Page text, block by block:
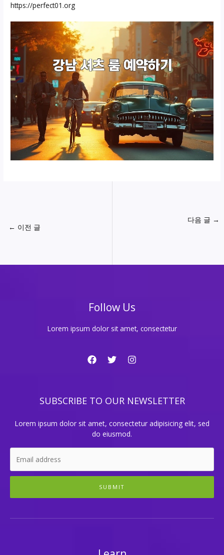
https://perfect01.org
← 이전 글
다음 글 →
Follow Us
Lorem ipsum dolor sit amet, consectetur
SUBSCRIBE TO OUR NEWSLETTER
Lorem ipsum dolor sit amet, consectetur adipisicing elit, sed
do eiusmod.
SUBMIT